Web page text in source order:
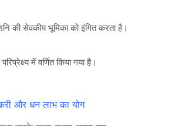
की सेवकीय भूमिका को इंगित करता है।
में वर्णित किया गया है।
और धन लाभ का योग